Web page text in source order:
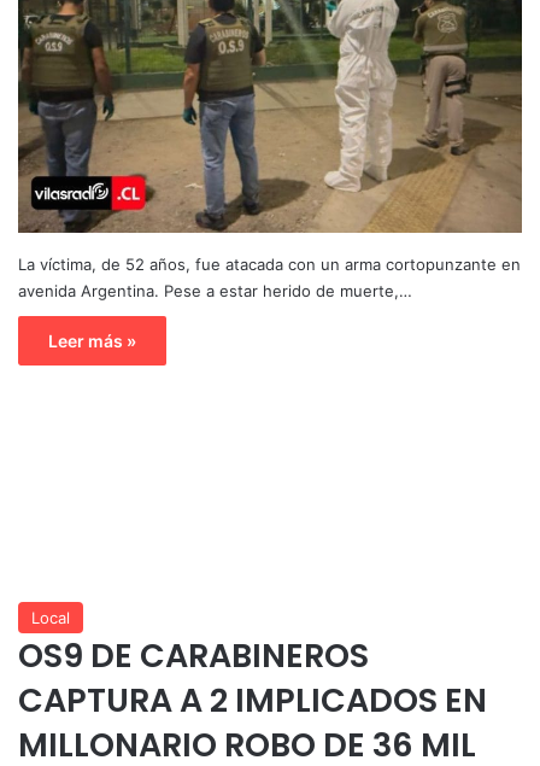
La víctima, de 52 años, fue atacada con un arma cortopunzante en
avenida Argentina. Pese a estar herido de muerte,…
Leer más »
Local
OS9 DE CARABINEROS
CAPTURA A 2 IMPLICADOS EN
MILLONARIO ROBO DE 36 MIL